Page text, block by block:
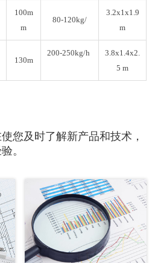
100m
m
80-120kg/
3.2x1x1.9
m
130m
200-250kg/h
3.8x1.4x2.
5 m
您及时了解新产品和技术，
。